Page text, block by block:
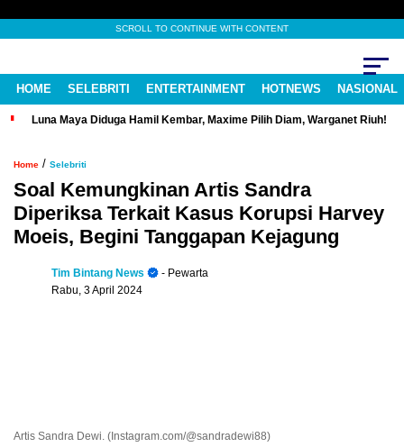
SCROLL TO CONTINUE WITH CONTENT
HOME SELEBRITI ENTERTAINMENT HOTNEWS NASIONAL
Luna Maya Diduga Hamil Kembar, Maxime Pilih Diam, Warganet Riuh!
Home / Selebriti
Soal Kemungkinan Artis Sandra
Diperiksa Terkait Kasus Korupsi Harvey
Moeis, Begini Tanggapan Kejagung
Tim Bintang News
- Pewarta
Rabu, 3 April 2024
Artis Sandra Dewi. (Instagram.com/@sandradewi88)